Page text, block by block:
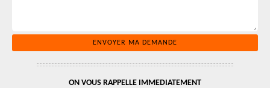
ON VOUS RAPPELLE IMMEDIATEMENT